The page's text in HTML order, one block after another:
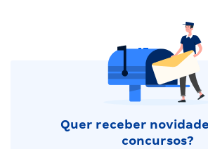
Quer receber
concursos?